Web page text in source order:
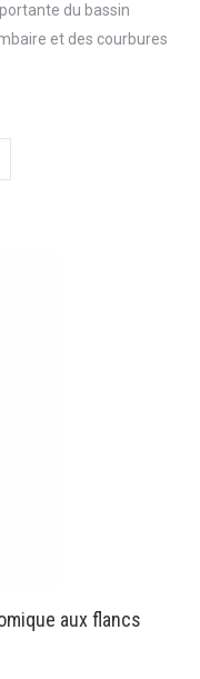
du bassin
et des courbures
aux flancs